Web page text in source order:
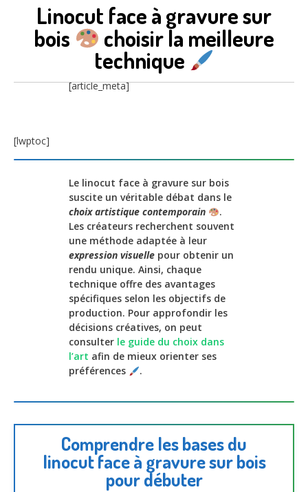
Linocut face à gravure sur
bois
choisir la meilleure
technique
[article_meta]
[lwptoc]
Le linocut face à gravure sur bois
suscite un véritable débat dans le
choix artistique contemporain
.
Les créateurs recherchent souvent
une méthode adaptée à leur
expression visuelle pour obtenir un
rendu unique. Ainsi, chaque
technique offre des avantages
spécifiques selon les objectifs de
production. Pour approfondir les
décisions créatives, on peut
consulter le guide du choix dans
l’art afin de mieux orienter ses
préférences
.
Comprendre les bases du
linocut face à gravure sur bois
pour débuter